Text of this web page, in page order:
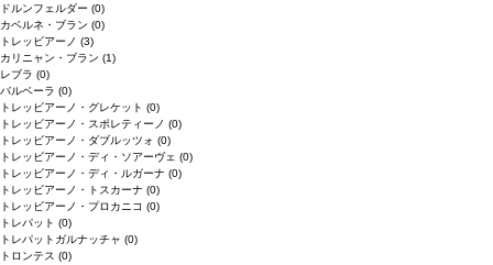
ドルンフェルダー (0)
カベルネ・ブラン (0)
トレッビアーノ (3)
カリニャン・ブラン (1)
レブラ (0)
バルベーラ (0)
トレッビアーノ・グレケット (0)
トレッビアーノ・スポレティーノ (0)
トレッビアーノ・ダブルッツォ (0)
トレッビアーノ・ディ・ソアーヴェ (0)
トレッビアーノ・ディ・ルガーナ (0)
トレッビアーノ・トスカーナ (0)
トレッビアーノ・プロカニコ (0)
トレパット (0)
トレパットガルナッチャ (0)
トロンテス (0)